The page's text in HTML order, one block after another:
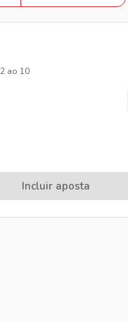
2 ao 10
Incluir aposta